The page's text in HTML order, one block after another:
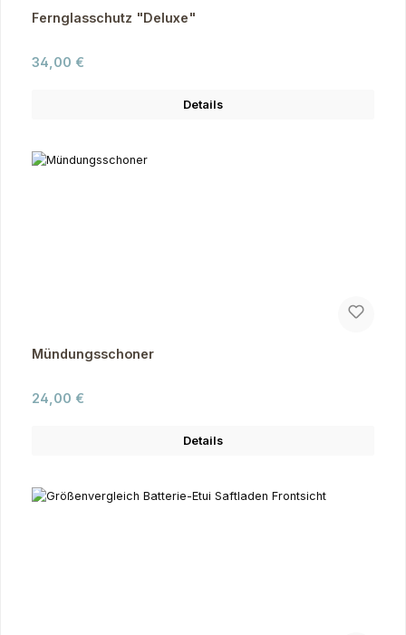
Fernglasschutz "Deluxe"
Regulärer Preis:
34,00 €
Details
Mündungsschoner
Regulärer Preis:
24,00 €
Details